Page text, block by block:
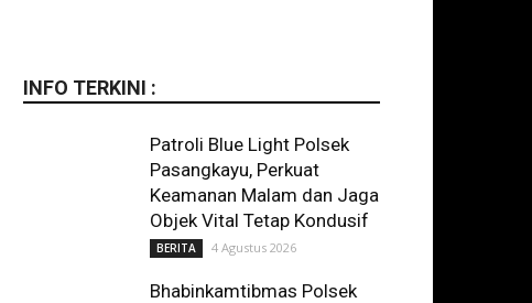
INFO TERKINI :
Patroli Blue Light Polsek
Pasangkayu, Perkuat
Keamanan Malam dan Jaga
Objek Vital Tetap Kondusif
BERITA 4 Agustus 2026
Bhabinkamtibmas Polsek